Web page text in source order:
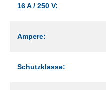
16 A / 250 V:
Ampere:
Schutzklasse: